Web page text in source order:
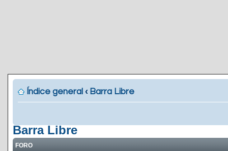
Índice general ‹ Barra Libre
Barra Libre
FORO